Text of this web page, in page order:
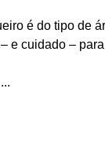
é do tipo de
e cuidado –